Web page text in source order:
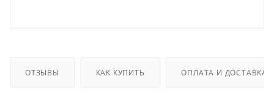
ОТЗЫВЫ КАК КУПИТЬ ОПЛАТА И ДОСТАВКА